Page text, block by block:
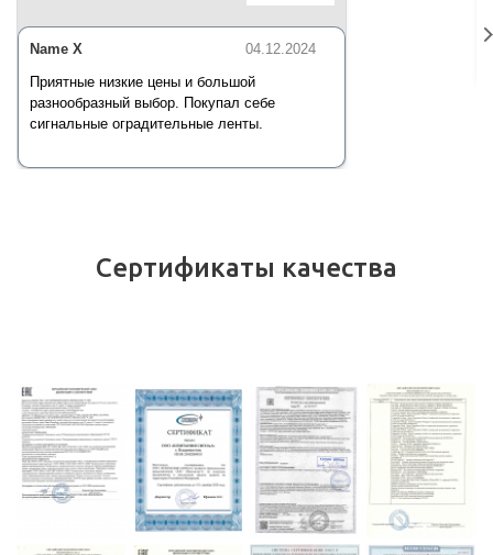
04.12.2024
Name X
Приятные низкие цены и большой
разнообразный выбор. Покупал себе
сигнальные оградительные ленты.
Сертификаты качества